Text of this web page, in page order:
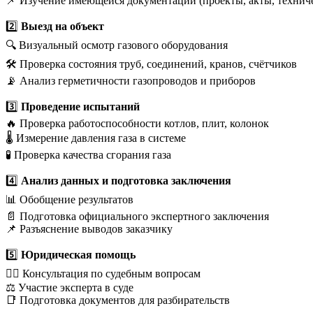
2️⃣ Выезд на объект
🔍 Визуальный осмотр газового оборудования
🛠 Проверка состояния труб, соединений, кранов, счётчиков
📡 Анализ герметичности газопроводов и приборов
3️⃣ Проведение испытаний
🔥 Проверка работоспособности котлов, плит, колонок
🌡 Измерение давления газа в системе
🧪 Проверка качества сгорания газа
4️⃣ Анализ данных и подготовка заключения
📊 Обобщение результатов
📄 Подготовка официального экспертного заключения
📌 Разъяснение выводов заказчику
5️⃣ Юридическая помощь
👨‍⚖ Консультация по судебным вопросам
⚖ Участие эксперта в суде
📑 Подготовка документов для разбирательств